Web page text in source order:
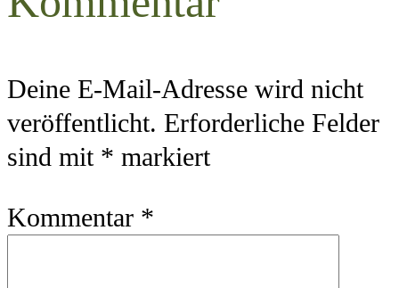
Deine E-Mail-Adresse wird nicht
veröffentlicht. Erforderliche Felder
sind mit * markiert
Kommentar *